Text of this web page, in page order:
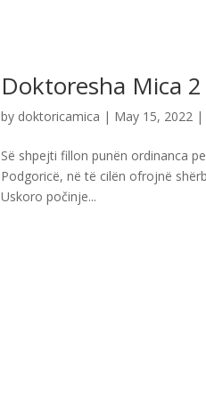
Doktoresha Mica
by doktoricamica | May 15, 2022 |
Së shpejti fillon punën ordinanca
Podgoricë, në të cilën ofrojnë
Uskoro počinje...